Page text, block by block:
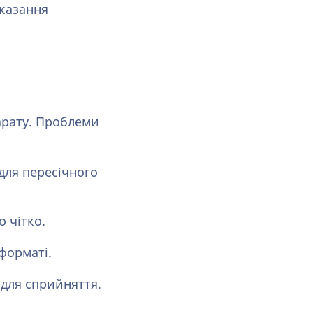
Проблеми
пересічного
чітко.
сприйняття.